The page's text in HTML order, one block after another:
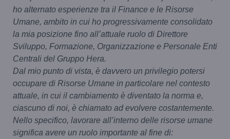
ho alternato esperienze tra il Finance e le Risorse
Umane, ambito in cui ho progressivamente consolidato
la mia posizione fino all’attuale ruolo di Direttore
Sviluppo, Formazione, Organizzazione e Personale Enti
Centrali del Gruppo Hera.
Dal mio punto di vista, è davvero un privilegio potersi
occupare di Risorse Umane in particolare nel contesto
attuale, in cui il cambiamento è diventato la norma e,
ciascuno di noi, è chiamato ad evolvere costantemente.
Nello specifico, lavorare all’interno delle risorse umane
significa avere un ruolo importante al fine di: